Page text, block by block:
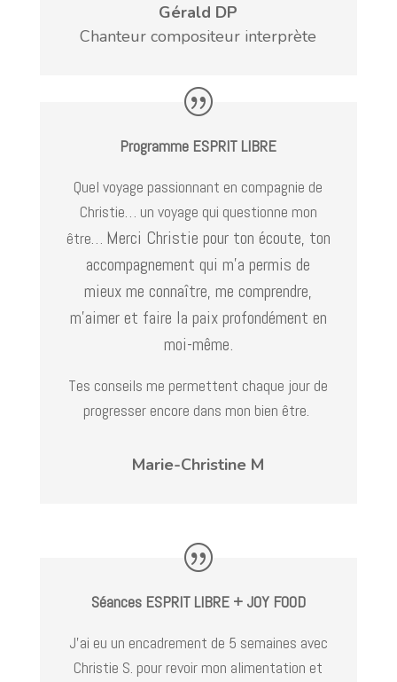
Gérald DP
Chanteur compositeur interprète
Programme ESPRIT LIBRE
Quel voyage passionnant en compagnie de
Christie… un voyage qui questionne mon
être… Merci Christie pour ton écoute, ton
accompagnement qui m’a permis de
mieux me connaître, me comprendre,
m’aimer et faire la paix profondément en
moi-même.
Tes conseils me permettent chaque jour de
progresser encore dans mon bien être.
Marie-Christine M
Séances ESPRIT LIBRE + JOY FOOD
J’ai eu un encadrement de 5 semaines avec
Christie S. pour revoir mon alimentation et